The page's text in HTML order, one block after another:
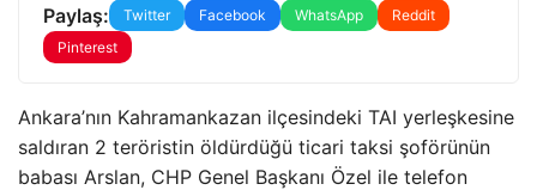
Paylaş: Twitter Facebook WhatsApp
Reddit
Pinterest
Ankara’nın Kahramankazan ilçesindeki TAI yerleşkesine
saldıran 2 teröristin öldürdüğü ticari taksi şoförünün
babası Arslan, CHP Genel Başkanı Özel ile telefon